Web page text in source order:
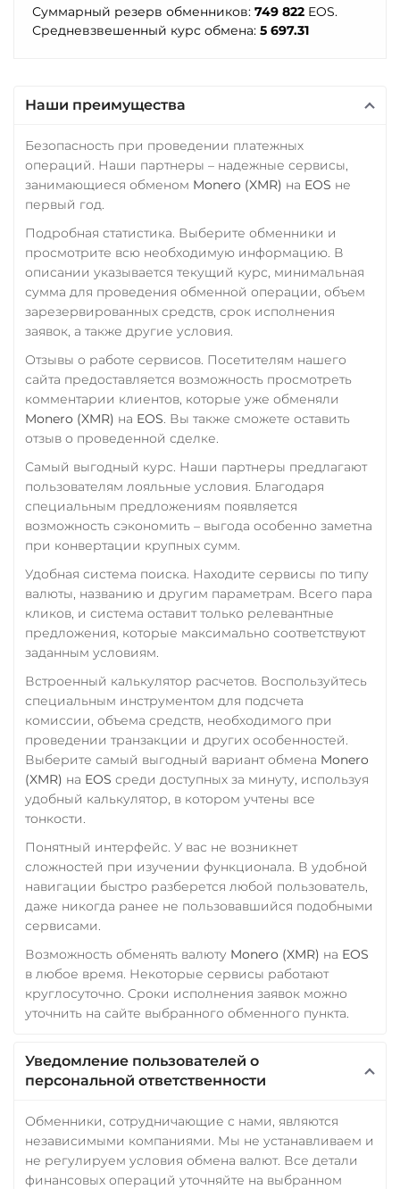
Stellar (XLM)
Sui
Terra Classic (LUNC)
Tether (USDT)
BEP20
SOL
POL
CRONOS
ARB
AVAXC
OP
TON NEAR APT
Tether Gold (XAUt)
The Sandbox (SAND)
THETA
Tron (TRX)
TrueUSD (TUSD)
ERC20 TRC20 BEP
Trust Wallet Token (TWT)
BEP20
Uniswap (UNI)
USD Coin (USDC)
ERC20 BEP20
SOL
Polygon
CRONOS
ARB
OP
RONIN
NEAR
XLM
Utopia USD (UUSD)
VeChain (VET)
Verge (XVG)
Wrapped Bitcoin (WBTC)
ERC20 AVAXC
Wrapped Ethereum
CRO
Zcash (ZEC)
Приват24
Райффайзен
RUB UAH
Росбанк RUB
Россельхоз банк RUB
Русский Стандарт RUB
RUB KZT QR RUB
СБП RUB
Совкомбанк RUB
CNY
Тинькофф
QR RUB
УкрСиббанк UAH
Фридом Банк KZT
Центр Кредит KZT
Элкарт KGS
Суммарный резерв обменников: 749 822 EOS.
Средневзвешенный курс обмена: 5 697.31
Наши преимущества
Безопасность при проведении платежных
операций. Наши партнеры – надежные сервисы,
занимающиеся обменом Monero (XMR) на EOS не
первый год.
Подробная статистика. Выберите обменники и
просмотрите всю необходимую информацию. В
описании указывается текущий курс, минимальная
сумма для проведения обменной операции, объем
зарезервированных средств, срок исполнения
заявок, а также другие условия.
Отзывы о работе сервисов. Посетителям нашего
сайта предоставляется возможность просмотреть
комментарии клиентов, которые уже обменяли
Monero (XMR) на EOS. Вы также сможете оставить
отзыв о проведенной сделке.
Самый выгодный курс. Наши партнеры предлагают
пользователям лояльные условия. Благодаря
специальным предложениям появляется
возможность сэкономить – выгода особенно заметна
при конвертации крупных сумм.
Удобная система поиска. Находите сервисы по типу
валюты, названию и другим параметрам. Всего пара
кликов, и система оставит только релевантные
предложения, которые максимально соответствуют
заданным условиям.
Встроенный калькулятор расчетов. Воспользуйтесь
специальным инструментом для подсчета
комиссии, объема средств, необходимого при
проведении транзакции и других особенностей.
Выберите самый выгодный вариант обмена Monero
(XMR) на EOS среди доступных за минуту, используя
удобный калькулятор, в котором учтены все
тонкости.
Понятный интерфейс. У вас не возникнет
сложностей при изучении функционала. В удобной
навигации быстро разберется любой пользователь,
даже никогда ранее не пользовавшийся подобными
сервисами.
Возможность обменять валюту Monero (XMR) на EOS
в любое время. Некоторые сервисы работают
круглосуточно. Сроки исполнения заявок можно
уточнить на сайте выбранного обменного пункта.
Уведомление пользователей о
персональной ответственности
Обменники, сотрудничающие с нами, являются
независимыми компаниями. Мы не устанавливаем и
не регулируем условия обмена валют. Все детали
финансовых операций уточняйте на выбранном